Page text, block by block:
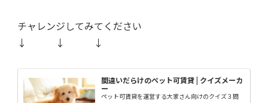
チャレンジしてみてください
↓ ↓ ↓
間違いだらけのペット可賃貸 | クイズメーカ
ー
ペット可賃貸を運営する大家さん向けのクイズ３問